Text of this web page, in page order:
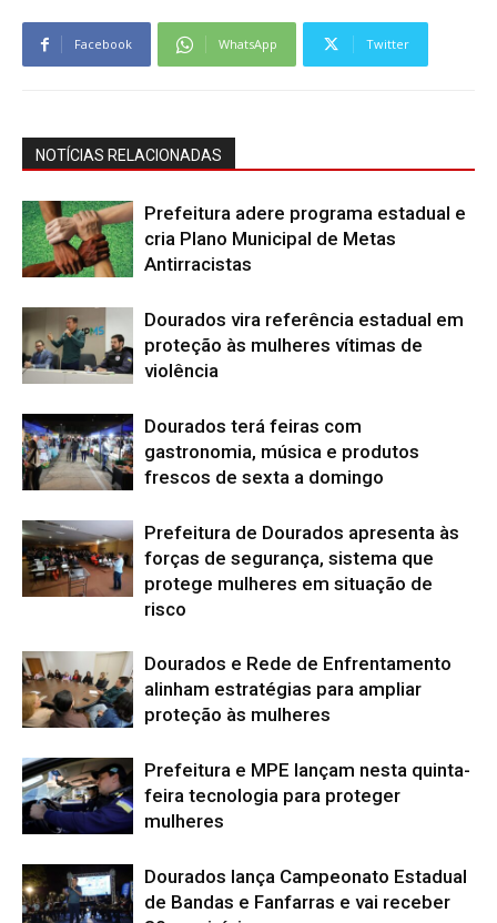
Facebook WhatsApp Twitter
NOTÍCIAS RELACIONADAS
Prefeitura adere programa estadual e
cria Plano Municipal de Metas
Antirracistas
Dourados vira referência estadual em
proteção às mulheres vítimas de
violência
Dourados terá feiras com
gastronomia, música e produtos
frescos de sexta a domingo
Prefeitura de Dourados apresenta às
forças de segurança, sistema que
protege mulheres em situação de
risco
Dourados e Rede de Enfrentamento
alinham estratégias para ampliar
proteção às mulheres
Prefeitura e MPE lançam nesta quinta-
feira tecnologia para proteger
mulheres
Dourados lança Campeonato Estadual
de Bandas e Fanfarras e vai receber